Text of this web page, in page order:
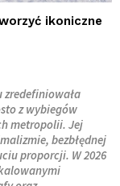
ikoniczne
z wybiegów
metropolii. Jej
bezbłędnej
proporcji. W 2026